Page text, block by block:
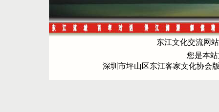
东江文化交流网
您是本
深圳市坪山区东江客家文化协